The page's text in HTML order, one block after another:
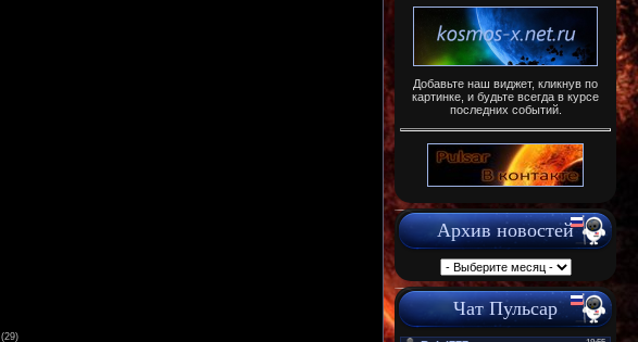
(29)
Добавьте наш виджет, кликнув по
картинке, и будьте всегда в курсе
последних событий.
Архив новостей
Чат Пульсар